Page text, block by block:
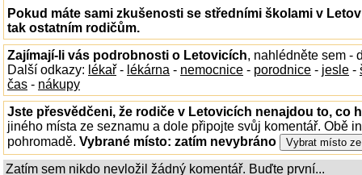
Pokud máte sami zkušenosti se středními školami v
tak ostatním rodičům.
Zajímají-li vás podrobnosti o Letovicích, nahlédněte sem -
Další odkazy: lékař - lékárna - nemocnice - porodnice - jesle -
čas - nákupy
Jste přesvědčeni, že rodiče v Letovicích nenajdou to, co
jiného místa ze seznamu a dole připojte svůj komentář. Obě
pohromadě. Vybrané místo: zatím nevybráno
Zatím sem nikdo nevložil žádný komentář. Buďte první...